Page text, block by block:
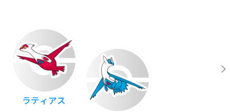
ラティアス